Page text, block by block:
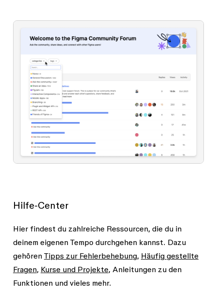
Hilfe-Center
Hier findest du zahlreiche Ressourcen, die du in
deinem eigenen Tempo durchgehen kannst. Dazu
gehören Tipps zur Fehlerbehebung, Häufig gestellte
Fragen, Kurse und Projekte, Anleitungen zu den
Funktionen und vieles mehr.